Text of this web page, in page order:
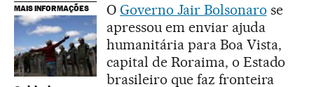
MAIS INFORMAÇÕES O Governo Jair Bolsonaro se
apressou em enviar ajuda
humanitária para Boa Vista,
capital de Roraima, o Estado
brasileiro que faz fronteira